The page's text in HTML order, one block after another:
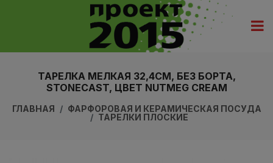
ТАРЕЛКА МЕЛКАЯ 32,4СМ, БЕЗ БОРТА,
STONECAST, ЦВЕТ NUTMEG CREAM
ГЛАВНАЯ
ФАРФОРОВАЯ И КЕРАМИЧЕСКАЯ ПОСУДА
ТАРЕЛКИ ПЛОСКИЕ